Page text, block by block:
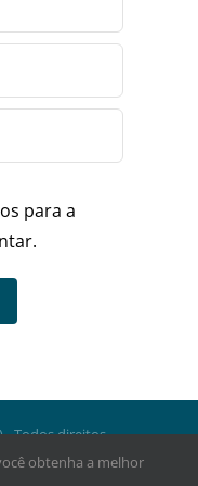
para a
- Todos direitos
obtenha a melhor